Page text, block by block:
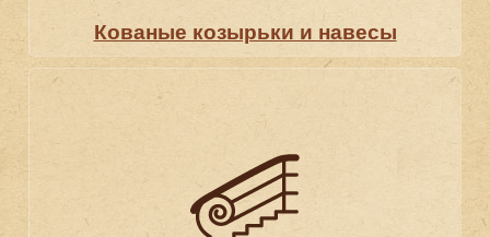
Кованые козырьки и навесы